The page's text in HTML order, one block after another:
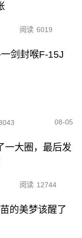
阅读 6019
剑封喉F-15J
08-05
一大圈，最后发
阅读 12744
的美梦该醒了